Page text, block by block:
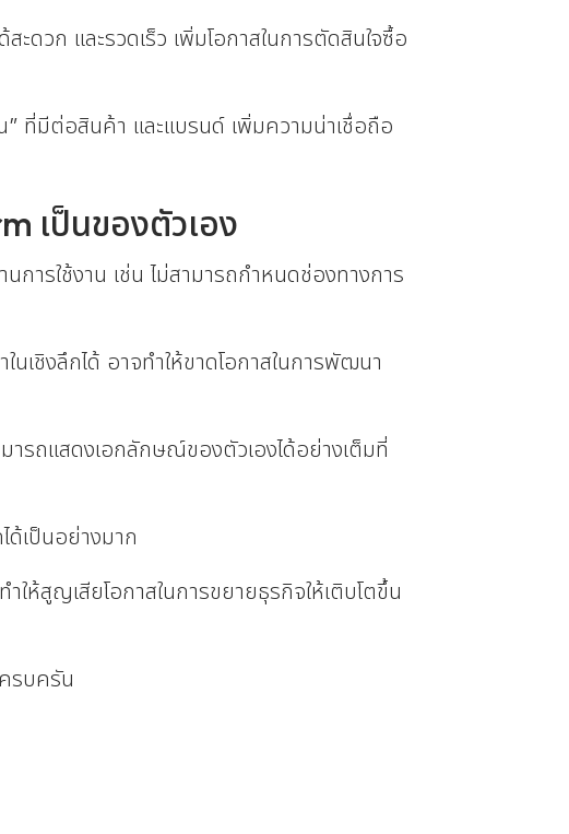
วก และรวดเร็ว เพิ่มโอกาสในการตัดสินใจซื้อ
ที่มีต่อสินค้า และแบรนด์ เพิ่มความน่าเชื่อถือ
เป็นของตัวเอง
รใช้งาน เช่น ไม่สามารถกำหนดช่องทางการ
เชิงลึกได้ อาจทำให้ขาดโอกาสในการพัฒนา
รถแสดงเอกลักษณ์ของตัวเองได้อย่างเต็มที่
ด้เป็นอย่างมาก
สูญเสียโอกาสในการขยายธุรกิจให้เติบโตขึ้น
รบครัน